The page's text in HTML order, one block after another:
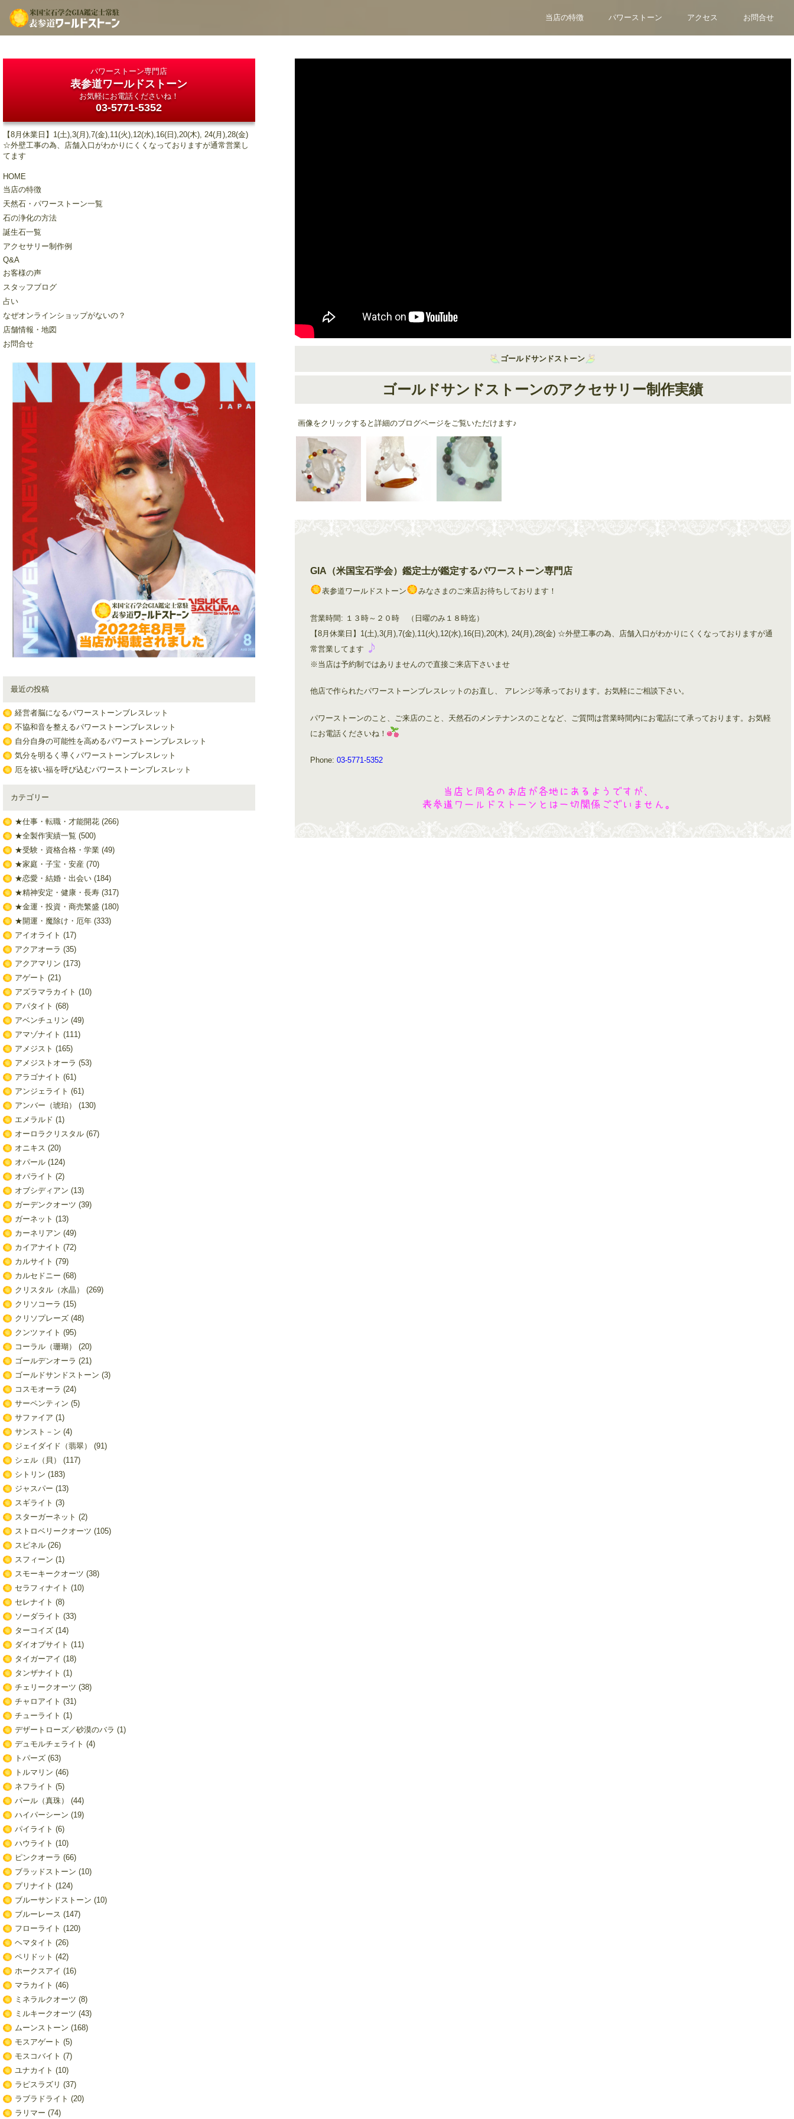
当店の特徴 パワーストーン アクセス お問合せ
ゴールドサンドストーン
ゴールドサンドストーンのアクセサリー制作実績
画像をクリックすると詳細のブログページをご覧いただけます♪
GIA（米国宝石学会）鑑定士が鑑定するパワーストーン専門店
表参道ワールドストーン みなさまのご来店お待ちしております！
営業時間: １３時～２０時 （日曜のみ１８時迄）
【8月休業日】1(土),3(月),7(金),11(火),12(水),16(日),20(木), 24(月),28(金) ☆外壁工事の為、店舗入口がわかりにくくなっておりますが通
常営業してます
※当店は予約制ではありませんので直接ご来店下さいませ
他店で作られたパワーストーンブレスレットのお直し、 アレンジ等承っております。お気軽にご相談下さい。
パワーストーンのこと、ご来店のこと、天然石のメンテナンスのことなど、ご質問は営業時間内にお電話にて承っております。お気軽
にお電話くださいね！
Phone: 03-5771-5352
パワーストーン専門店
表参道ワールドストーン
お気軽にお電話くださいね！
03-5771-5352
【8月休業日】1(土),3(月),7(金),11(火),12(水),16(日),20(木), 24(月),28(金)
☆外壁工事の為、店舗入口がわかりにくくなっておりますが通常営業し
てます
HOME
当店の特徴
天然石・パワーストーン一覧
石の浄化の方法
誕生石一覧
アクセサリー制作例
Q&A
お客様の声
スタッフブログ
占い
なぜオンラインショップがないの？
店舗情報・地図
お問合せ
最近の投稿
経営者脳になるパワーストーンブレスレット
不協和音を整えるパワーストーンブレスレット
自分自身の可能性を高めるパワーストーンブレスレット
気分を明るく導くパワーストーンブレスレット
厄を祓い福を呼び込むパワーストーンブレスレット
カテゴリー
★仕事・転職・才能開花(266)
★全製作実績一覧 (500)
★受験・資格合格・学業(49)
★家庭・子宝・安産(70)
★恋愛・結婚・出会い(184)
★精神安定・健康・長寿(317)
★金運・投資・商売繁盛 (180)
★開運・魔除け・厄年(333)
アイオライト (17)
アクアオーラ (35)
アクアマリン (173)
アゲート (21)
アズラマラカイト (10)
アパタイト (68)
アベンチュリン (49)
アマゾナイト (111)
アメジスト (165)
アメジストオーラ (53)
アラゴナイト (61)
アンジェライト (61)
アンバー（琥珀）
(130)
エメラルド (1)
オーロラクリスタル(67)
オニキス (20)
オパール(124)
オパライト (2)
オブシディアン (13)
ガーデンクオーツ (39)
ガーネット (13)
カーネリアン (49)
カイアナイト (72)
カルサイト (79)
カルセドニー (68)
クリスタル（水晶）
(269)
クリソコーラ (15)
クリソプレーズ(48)
クンツァイト (95)
コーラル（珊瑚）
(20)
ゴールデンオーラ (21)
ゴールドサンドストーン (3)
コスモオーラ (24)
サーペンティン (5)
サファイア (1)
サンスト－ン (4)
ジェイダイド（翡翠）
(91)
シェル（貝）
(117)
シトリン (183)
ジャスパー (13)
スギライト (3)
スターガーネット (2)
ストロベリークオーツ (105)
スピネル(26)
スフィーン (1)
スモーキークオーツ (38)
セラフィナイト (10)
セレナイト (8)
ソーダライト (33)
ターコイズ(14)
ダイオプサイト (11)
タイガーアイ (18)
タンザナイト (1)
チェリークオーツ (38)
チャロアイト (31)
チューライト (1)
デザートローズ／砂漠のバラ (1)
デュモルチェライト (4)
トパーズ(63)
トルマリン (46)
ネフライト (5)
パール（真珠）
(44)
ハイパーシーン (19)
パイライト (6)
ハウライト (10)
ピンクオーラ (66)
ブラッドストーン (10)
プリナイト (124)
ブルーサンドストーン (10)
ブルーレース (147)
フローライト (120)
ヘマタイト (26)
ペリドット (42)
ホークスアイ (16)
マラカイト (46)
ミネラルクオーツ (8)
ミルキークオーツ (43)
ムーンストーン (168)
モスアゲート (5)
モスコバイト (7)
ユナカイト (10)
ラピスラズリ (37)
ラブラドライト (20)
ラリマー (74)